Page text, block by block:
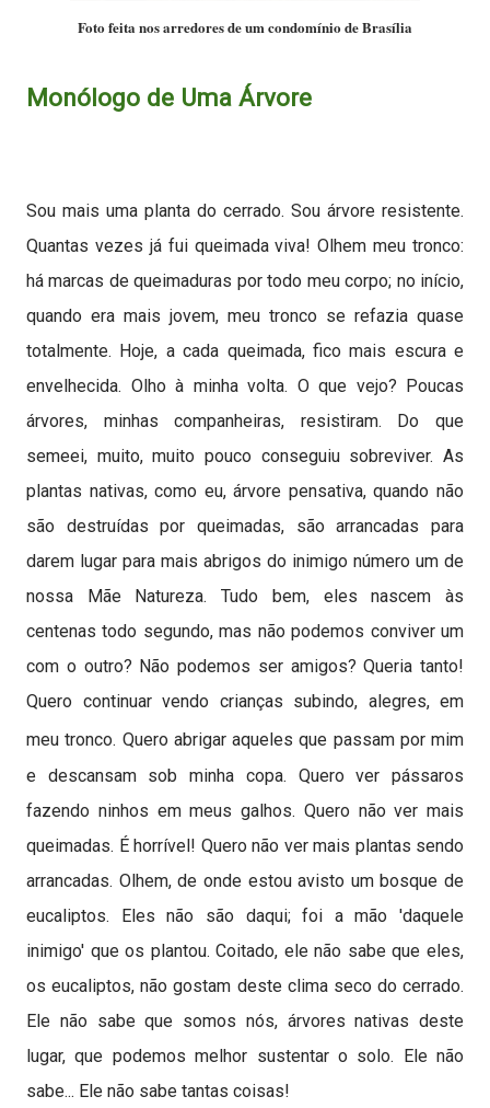
Foto feita nos arredores de um condomínio de Brasília
Monólogo de Uma Árvore
Sou mais uma planta do cerrado. Sou árvore resistente.
Quantas vezes já fui queimada viva! Olhem meu tronco:
há marcas de queimaduras por todo meu corpo; no início,
quando era mais jovem, meu tronco se refazia quase
totalmente. Hoje, a cada queimada, fico mais escura e
envelhecida. Olho à minha volta. O que vejo? Poucas
árvores, minhas companheiras, resistiram. Do que
semeei, muito, muito pouco conseguiu sobreviver. As
plantas nativas, como eu, árvore pensativa, quando não
são destruídas por queimadas, são arrancadas para
darem lugar para mais abrigos do inimigo número um de
nossa Mãe Natureza. Tudo bem, eles nascem às
centenas todo segundo, mas não podemos conviver um
com o outro? Não podemos ser amigos? Queria tanto!
Quero continuar vendo crianças subindo, alegres, em
meu tronco. Quero abrigar aqueles que passam por mim
e descansam sob minha copa. Quero ver pássaros
fazendo ninhos em meus galhos. Quero não ver mais
queimadas. É horrível! Quero não ver mais plantas sendo
arrancadas. Olhem, de onde estou avisto um bosque de
eucaliptos. Eles não são daqui; foi a mão 'daquele
inimigo' que os plantou. Coitado, ele não sabe que eles,
os eucaliptos, não gostam deste clima seco do cerrado.
Ele não sabe que somos nós, árvores nativas deste
lugar, que podemos melhor sustentar o solo. Ele não
sabe... Ele não sabe tantas coisas!